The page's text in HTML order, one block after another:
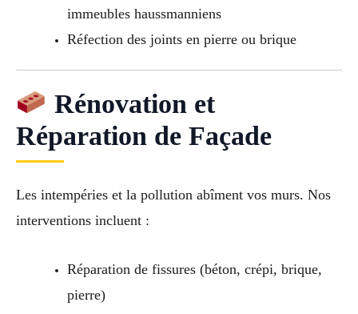
immeubles haussmanniens
Réfection des joints en pierre ou brique
Rénovation et
Réparation de Façade
Les intempéries et la pollution abîment vos murs. Nos
interventions incluent :
Réparation de fissures (béton, crépi, brique,
pierre)